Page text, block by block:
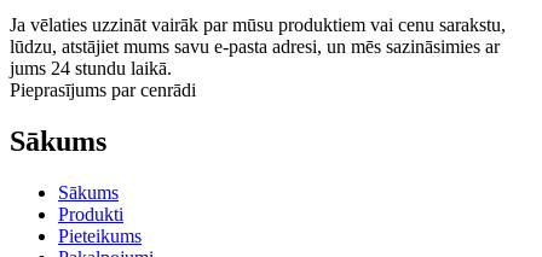
Ja vēlaties uzzināt vairāk par mūsu produktiem vai cenu sarakstu,
lūdzu, atstājiet mums savu e-pasta adresi, un mēs sazināsimies ar
jums 24 stundu laikā.
Pieprasījums par cenrādi
Sākums
Sākums
Produkti
Pieteikums